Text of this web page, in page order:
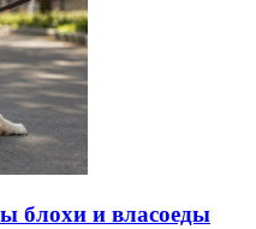
блохи и власоеды